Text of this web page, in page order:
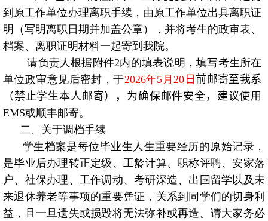
到原工作单位办理离职手续，由原工作单位出具离职证
明（写明离职日期并加盖公章），并将考生的政审表、
档案、离职证明材料一起寄到我院。
请负责人根据附件2内的填表说明，填写考生所在
单位政审意见后密封，于2026年5 月20 日 前邮寄至我系
（禁止学生本人邮寄），为确保邮件安全，建议使用
EMS或顺丰邮寄。
二、关于调档手续
学生档案是每位毕业生人生重要经历的原始记录，
是毕业后办理转正定级、工龄计算、职称评聘、安家落
户、社保办理、工作调动、考研深造、出国留学以及未
来退休养老等事项的重要凭证，关系到同学们的切身利
益，且一旦遗失或损毁将无法弥补或再造。请大家务必